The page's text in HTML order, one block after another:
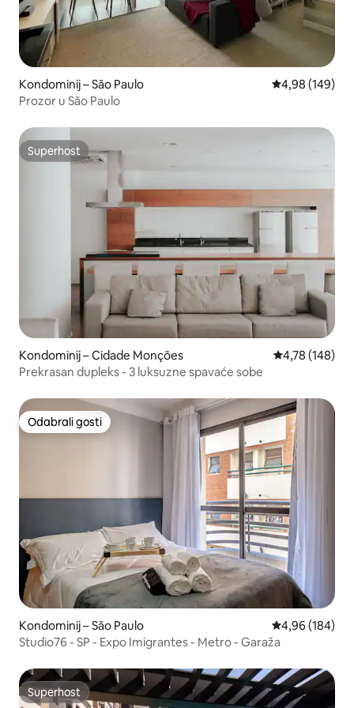
Kondominij – São Paulo Prosječna
4,98 (149)
Prozor u São Paulo
Superhost
Superhost
Kondominij – Cidade Monções Prosječna
4,78 (148)
Prekrasan dupleks - 3 luksuzne spavaće sobe
Odabrali gosti
Odabrali gosti
Kondominij – São Paulo Prosječna
4,96 (184)
Studio76 - SP - Expo Imigrantes - Metro - Garaža
Superhost
Superhost